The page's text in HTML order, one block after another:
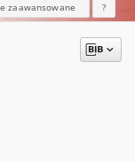
zaawansowane ?